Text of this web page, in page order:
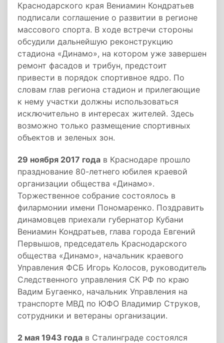
Краснодарского края Вениамин Кондратьев
подписали соглашение о развитии в регионе
массового спорта. В ходе встречи стороны
обсудили дальнейшую реконструкцию
стадиона «Динамо», на котором уже завершен
ремонт фасадов и трибун, предстоит
привести в порядок спортивное ядро. По
словам глав региона стадион и прилегающие
к нему участки должны использоваться
исключительно в интересах жителей. Здесь
возможно только размещение спортивных
объектов и зеленых зон.
29 ноября 2017 года в Краснодаре прошло
празднование 80-летнего юбилея краевой
организации общества «Динамо».
Торжественное собрание состоялось в
филармонии имени Пономаренко. Поздравить
динамовцев приехали губернатор Кубани
Вениамин Кондратьев, глава города Евгений
Первышов, председатель Краснодарского
общества «Динамо», начальник краевого
Управления ФСБ Игорь Колосов, руководитель
Следственного управления СК РФ по краю
Вадим Бугаенко, начальник Управления на
транспорте МВД по ЮФО Владимир Струков,
сотрудники и ветераны организации.
2 мая 1943 года в Сталинграде состоялся